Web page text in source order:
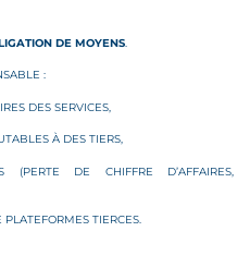
DE MOYENS.
:
DES SERVICES,
À DES TIERS,
(PERTE DE CHIFFRE D’AFFAIRES,
TIERCES.